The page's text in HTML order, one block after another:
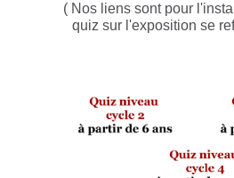
( Nos liens sont pour
quiz sur l'exposition se